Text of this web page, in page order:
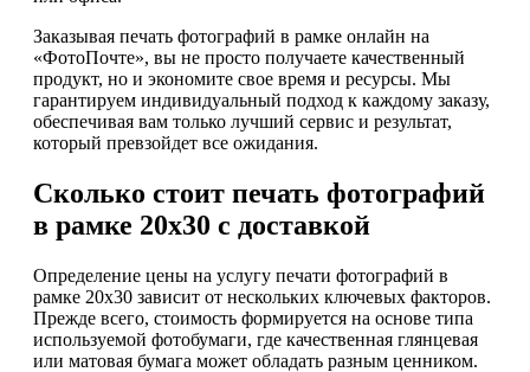
Заказывая печать фотографий в рамке онлайн на
«ФотоПочте», вы не просто получаете качественный
продукт, но и экономите свое время и ресурсы. Мы
гарантируем индивидуальный подход к каждому заказу,
обеспечивая вам только лучший сервис и результат,
который превзойдет все ожидания.
Сколько стоит печать фотографий
в рамке 20х30 с доставкой
Определение цены на услугу печати фотографий в
рамке 20х30 зависит от нескольких ключевых факторов.
Прежде всего, стоимость формируется на основе типа
используемой фотобумаги, где качественная глянцевая
или матовая бумага может обладать разным ценником.